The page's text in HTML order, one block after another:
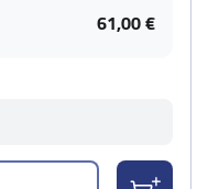
61,00 €